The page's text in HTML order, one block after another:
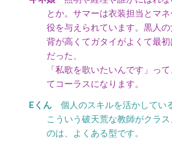
とか。サマーは衣装担当とマ
役を与えられています。黒人の
背が高くてガタイがよくて最
だった、
「私歌を歌いたいんです」っ
てコーラスになります。
個人のスキルを活かしてい
こういう破天荒な教師がクラ
のは、よくある型です。